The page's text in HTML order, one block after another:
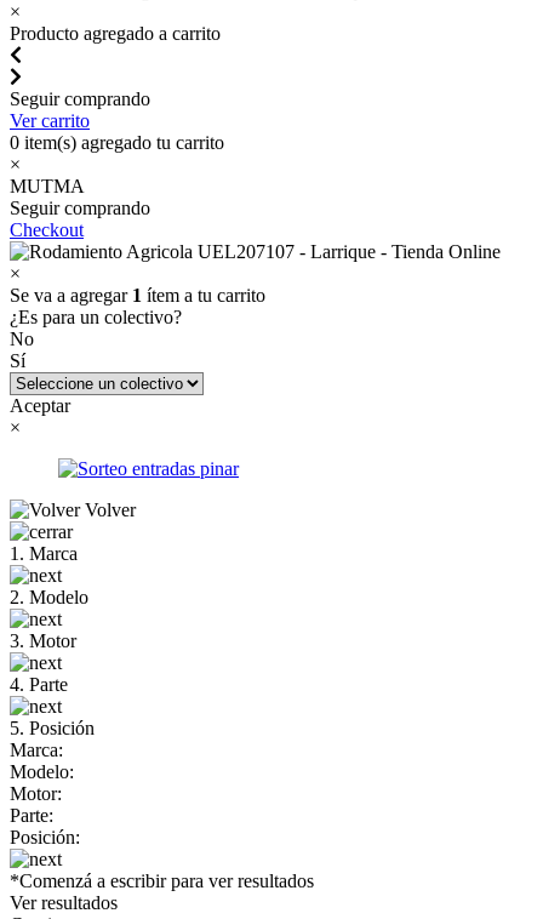
×
Producto agregado a carrito
Seguir comprando
Ver carrito
0 item(s) agregado tu carrito
×
MUTMA
Seguir comprando
Checkout
×
Se va a agregar 1 ítem a tu carrito
¿Es para un colectivo?
No
Sí
Aceptar
×
Volver
1. Marca
2. Modelo
3. Motor
4. Parte
5. Posición
Marca:
Modelo:
Motor:
Parte:
Posición:
*Comenzá a escribir para ver resultados
Ver resultados